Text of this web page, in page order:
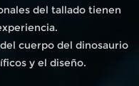
del tallado tienen
cuerpo del dinosaurio
y el diseño.